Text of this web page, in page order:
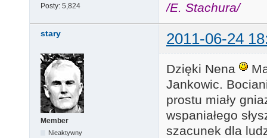
Posty: 5,824
/E. Stachura/
stary 2011-06-24
Member
Nieaktywny
Dzięki Nena
Jankowic.
prostu miały
wspaniałego
szacunek dla